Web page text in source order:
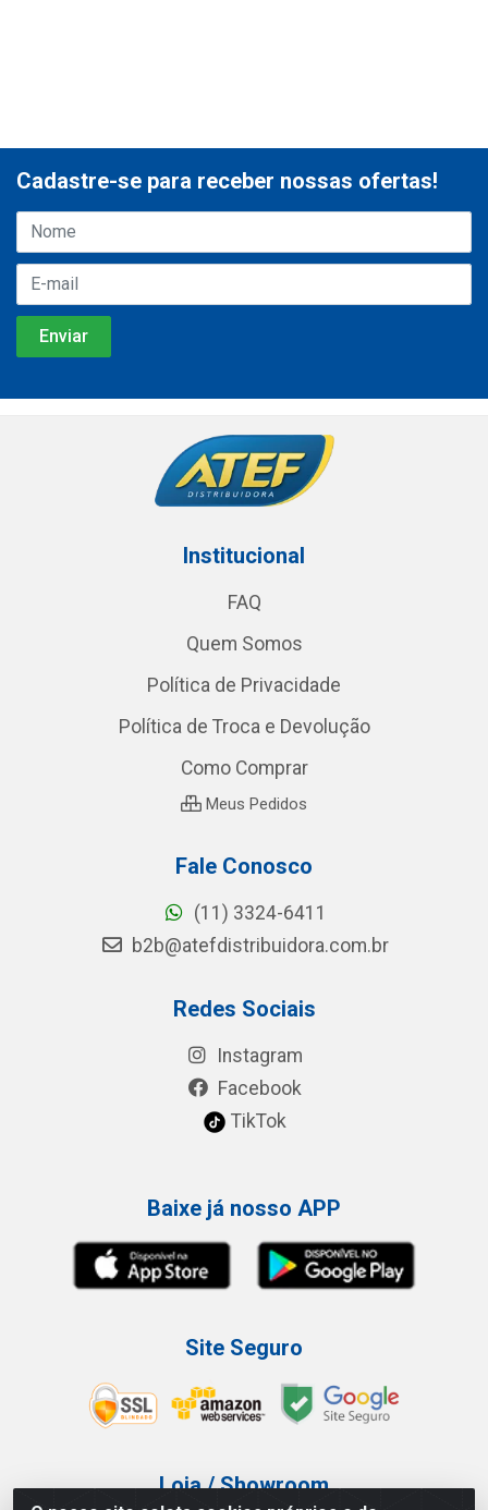
Cadastre-se para receber nossas ofertas!
Institucional
FAQ
Quem Somos
Política de Privacidade
Política de Troca e Devolução
Como Comprar
Meus Pedidos
Fale Conosco
(11) 3324-6411
b2b@atefdistribuidora.com.br
Redes Sociais
Instagram
Facebook
TikTok
Baixe já nosso APP
Site Seguro
Loja / Showroom